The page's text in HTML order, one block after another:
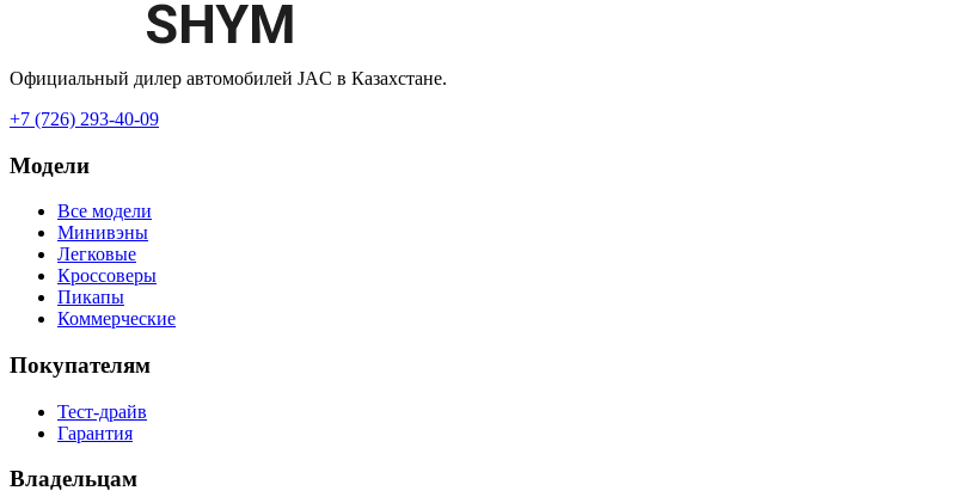
Официальный дилер автомобилей JAC в Казахстане.
+7 (726) 293-40-09
Модели
Все модели
Минивэны
Легковые
Кроссоверы
Пикапы
Коммерческие
Покупателям
Тест-драйв
Гарантия
Владельцам